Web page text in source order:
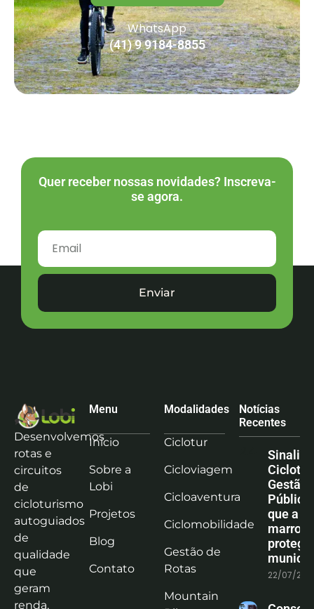
WhatsApp
(41) 9 9184-8855
Quer receber nossas novidades? Inscreva-
se agora.
Enviar
Desenvolvemos
rotas e
circuitos
de
cicloturismo
autoguiados
de
qualidade
que
geram
renda,
Menu
Início
Sobre a
Lobi
Projetos
Blog
Contato
Modalidades
Ciclotur
Cicloviagem
Cicloaventura
Ciclomobilidade
Gestão de
Rotas
Mountain
Notícias
Recentes
Gestão
que a
marrom
protege
22/07/